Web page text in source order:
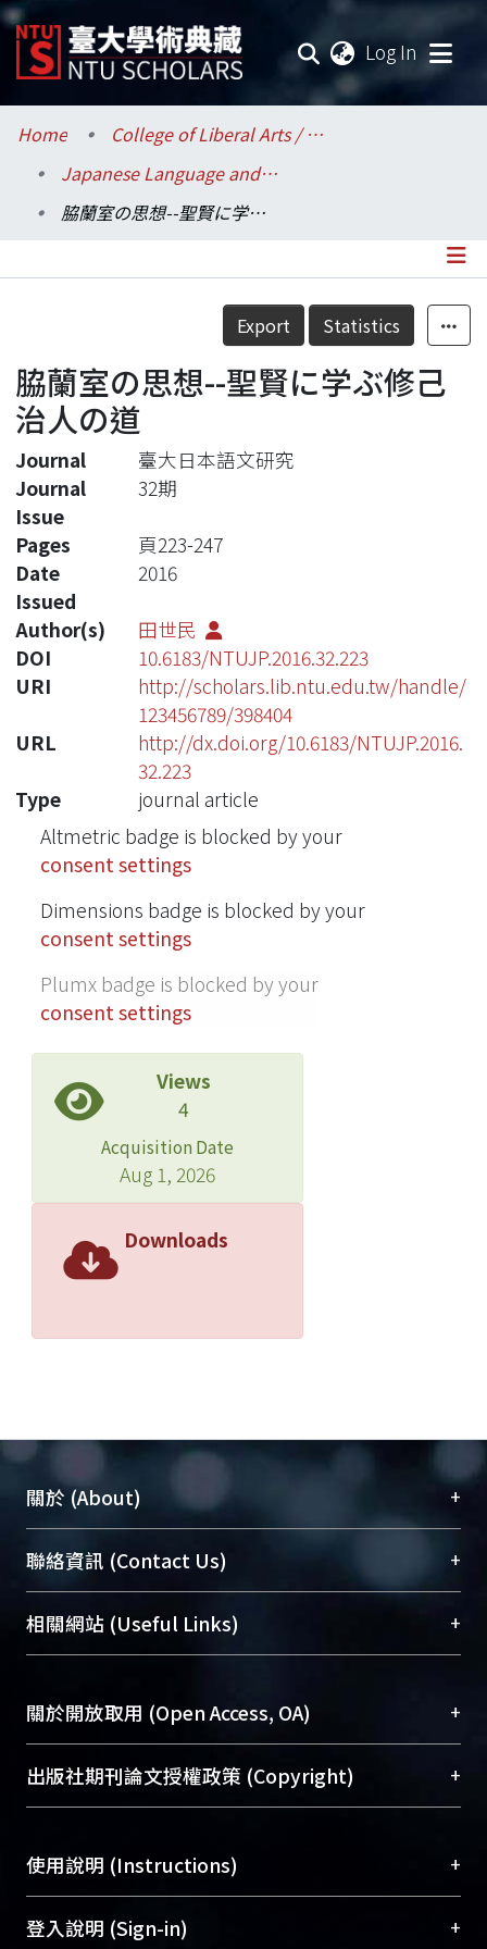
Log In
Communities & Collections
Research Outputs
Statistics
Home
College of Liberal Arts / 文學院
Japanese Language and Literature / 日本語文學系
脇蘭室の思想--聖賢に学ぶ修己治人の道
Details
Export Statistics
脇蘭室の思想--聖賢に学ぶ修己
治人の道
Journal
臺大日本語文研究
Journal
Issue
32期
Pages
頁223-247
Date
Issued
2016
Author(s)
田世民
DOI
10.6183/NTUJP.2016.32.223
URI
http://scholars.lib.ntu.edu.tw/handle/
123456789/398404
URL
http://dx.doi.org/10.6183/NTUJP.2016.
32.223
Type
journal article
Altmetric badge is blocked by your
consent settings
Dimensions badge is blocked by your
consent settings
Plumx badge is blocked by your
consent settings
Views
4
Acquisition Date
Aug 1, 2026
Downloads
關於 (About) +
臺大位居世界頂尖大學之列，為永久珍藏及向國際
展現本校豐碩的研究成果及學術能量，圖書館整合
機構典藏（NTUR）與學術庫（AH）不同功能平
台，成為臺大學術典藏NTU scholars。期能整合研
成果。
To permanently archive and promote researcher
profiles and scholarly works, Library integrates the
services of “NTU Repository” with “Academic
聯絡資訊 (Contact Us) +
總館學科館員(Main Library)
醫學圖書館學科館員(Medical Library)
Sciences Library)
相關網站 (Useful Links) +
關於開放取用 (Open Access, OA) +
開放取用是從使用者角度提升資訊取用性的社會運
動，應用在學術研究上是透過將研究著作公開供使
用逐年攀升。同時可加速研究發展、提升研究影響
Archive）平台。 （點選深入了解OA）
出版社期刊論文授權政策 (Copyright) +
含部分內容的版權非匯入者所有，或由第三方贊
助與合作完成，請確認該版權所有者及第三方同
意提供此授權。
使用說明 (Instructions) +
網站簡介(Quickstart Guide)
登入說明 (Sign-in) +